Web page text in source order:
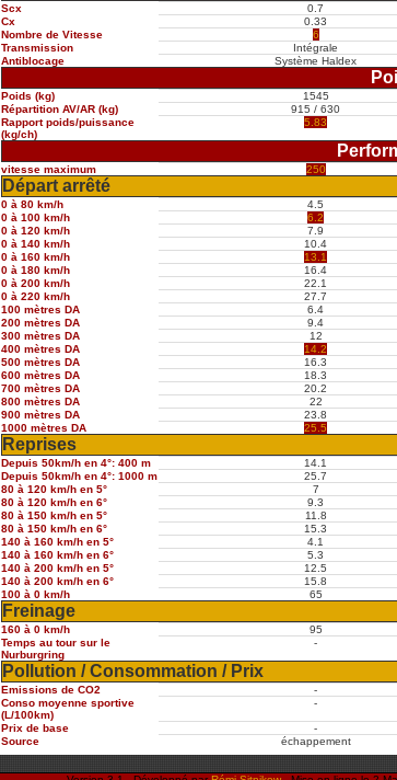
Scx
0.7
Cx
0.33
Nombre de Vitesse
6
Transmission
Intégrale
Antiblocage
Système Haldex
Poids (kg) 1545
Répartition AV/AR (kg)
915 / 630
Rapport poids/puissance
(kg/ch)
5.83
vitesse maximum 250
Départ arrêté
0 à 80 km/h 4.5
0 à 100 km/h
6.2
0 à 120 km/h
7.9
0 à 140 km/h
10.4
0 à 160 km/h
13.1
0 à 180 km/h
16.4
0 à 200 km/h
22.1
0 à 220 km/h
27.7
100 mètres DA
6.4
200 mètres DA
9.4
300 mètres DA
12
400 mètres DA
14.2
500 mètres DA
16.3
600 mètres DA
18.3
700 mètres DA
20.2
800 mètres DA
22
900 mètres DA
23.8
1000 mètres DA
25.5
Reprises
Depuis 50km/h en 4°: 400 m 14.1
Depuis 50km/h en 4°: 1000 m
25.7
80 à 120 km/h en 5°
7
80 à 120 km/h en 6°
9.3
80 à 150 km/h en 5°
11.8
80 à 150 km/h en 6°
15.3
140 à 160 km/h en 5°
4.1
140 à 160 km/h en 6°
5.3
140 à 200 km/h en 5°
12.5
140 à 200 km/h en 6°
15.8
100 à 0 km/h
65
Freinage
160 à 0 km/h 95
Temps au tour sur le
Nurburgring
-
Pollution / Consommation / Prix
Emissions de CO2 -
Conso moyenne sportive
(L/100km)
-
Prix de base -
Source
échappement